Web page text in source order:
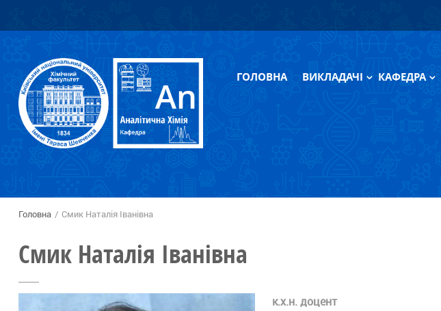
ГОЛОВНА
ВИКЛАДАЧІ
КАФЕДРА
Головна / Смик Наталія Іванівна
Смик Наталія Іванівна
к.х.н. доцент